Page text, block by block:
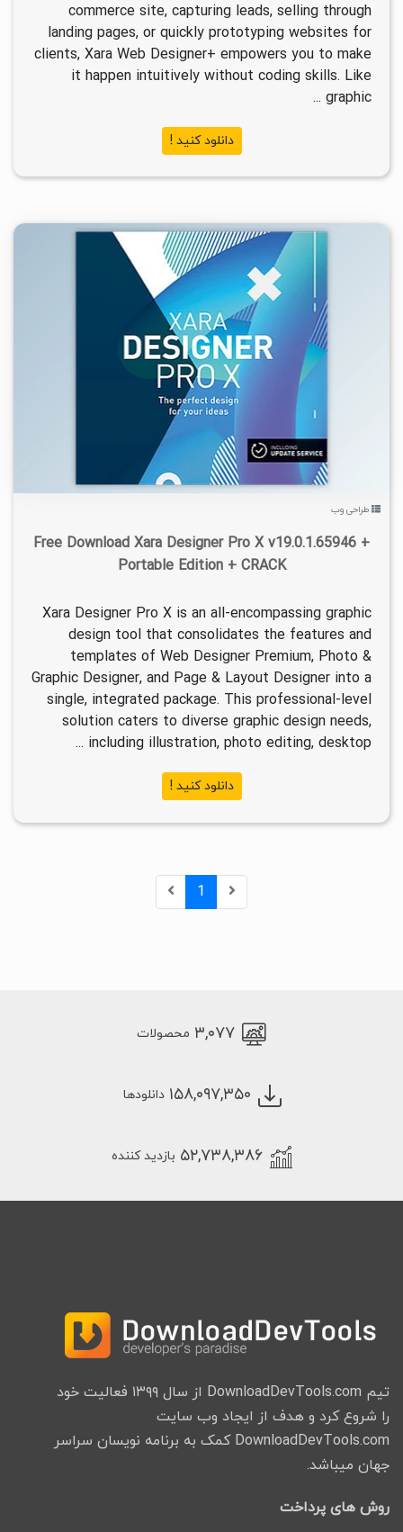
commerce site, capturing leads, selling through
landing pages, or quickly prototyping websites for
clients, Xara Web Designer+ empowers you to make
it happen intuitively without coding skills. Like
graphic ...
دانلود کنید !
طراحی وب
Free Download Xara Designer Pro X v19.0.1.65946 +
Portable Edition + CRACK
Xara Designer Pro X is an all-encompassing graphic
design tool that consolidates the features and
templates of Web Designer Premium, Photo &
Graphic Designer, and Page & Layout Designer into a
single, integrated package. This professional-level
solution caters to diverse graphic design needs,
including illustration, photo editing, desktop ...
دانلود کنید !
1
۳,۰۷۷ محصولات
۱۵۸,۰۹۷,۳۵۰ دانلودها
۵۲,۷۳۸,۳۸۶ بازدید کننده
تیم DownloadDevTools.com از سال ۱۳۹۹ فعالیت خود
را شروع کرد و هدف از ایجاد وب سایت
DownloadDevTools.com کمک به برنامه نویسان سراسر
جهان میباشد.
روش های پرداخت